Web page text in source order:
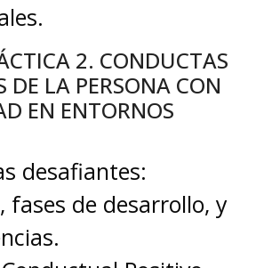
2. CONDUCTAS
DE LA PERSONA CON
EN ENTORNOS
desafiantes:
fases de desarrollo, y